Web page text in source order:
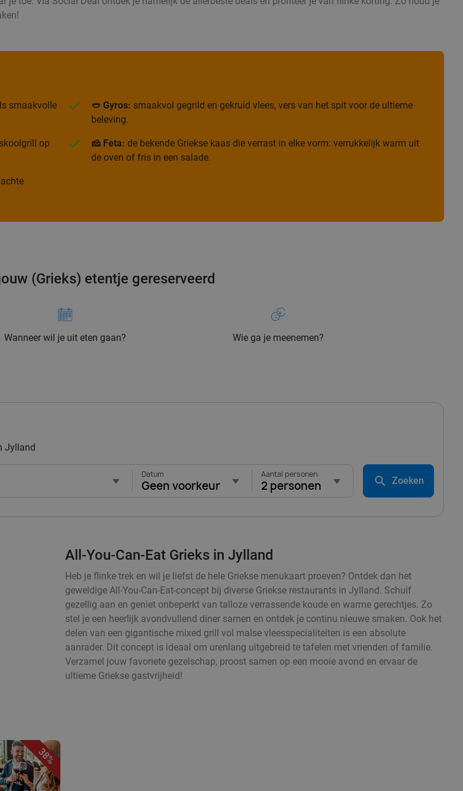
smaakvolle
op
🥙 Gyros: smaakvol gegrild en gekruid vlees, vers van het spit voor de ultieme
beleving.
🧀 Feta: de bekende Griekse kaas die verrast in elke vorm: verrukkelijk warm uit
de oven of fris in een salade.
(Grieks) etentje gereserveerd
Wanneer wil je uit eten gaan? Wie ga je meenemen?
Jylland
Datum
Geen voorkeur
Aantal personen:
2 personen Zoeken
All-You-Can-Eat Grieks in Jylland
Heb je flinke trek en wil je liefst de hele Griekse menukaart proeven? Ontdek dan het
geweldige All-You-Can-Eat-concept bij diverse Griekse restaurants in Jylland. Schuif
gezellig aan en geniet onbeperkt van talloze verrassende koude en warme gerechtjes. Zo
stel je een heerlijk avondvullend diner samen en ontdek je continu nieuwe smaken. Ook het
delen van een gigantische mixed grill vol malse vleesspecialiteiten is een absolute
aanrader. Dit concept is ideaal om urenlang uitgebreid te tafelen met vrienden of familie.
Verzamel jouw favoriete gezelschap, proost samen op een mooie avond en ervaar de
ultieme Griekse gastvrijheid!
38%